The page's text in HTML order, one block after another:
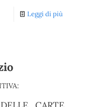
Leggi di più